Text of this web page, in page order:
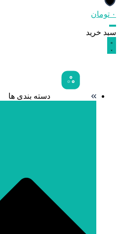
۰ تومان
سبد خرید
دسته بندی ها